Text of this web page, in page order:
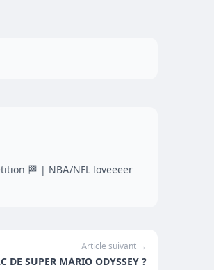
🏁 | NBA/NFL loveeeer
Article suivant →
DE SUPER MARIO ODYSSEY ?